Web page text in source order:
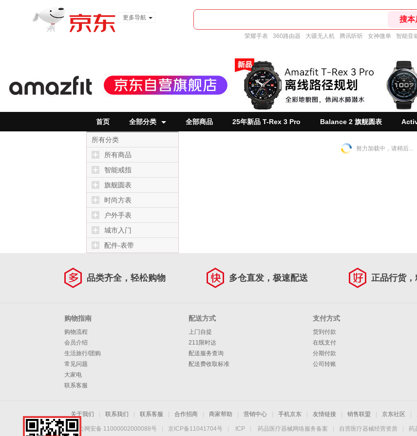
更多导航
荣耀手表 360路由器 大疆无人机 腾讯听听 女神微单 智能音
首页 全部分类 全部商品 25年新品 T-Rex 3 Pro Balance 2 旗舰圆表
所有分类
所有商品
智能戒指
旗舰圆表
时尚方表
户外手表
城市入门
配件-表带
努力加载中，请稍后...
品类齐全，轻松购物 多仓直发，极速配送 正品行货
购物指南
购物流程
会员介绍
生活旅行/团购
常见问题
大家电
联系客服
配送方式
上门自提
211限时达
配送服务查询
配送费收取标准
支付方式
货到付款
在线支付
分期付款
公司转账
关于我们 联系我们 联系客服 合作招商 商家帮助 营销中心 手机京东 友情链接 销售联盟 京东社区
京公网安备 11000002000088号 京ICP备11041704号 ICP 药品医疗器械网络服务备案 自营医疗器械经营资质 药